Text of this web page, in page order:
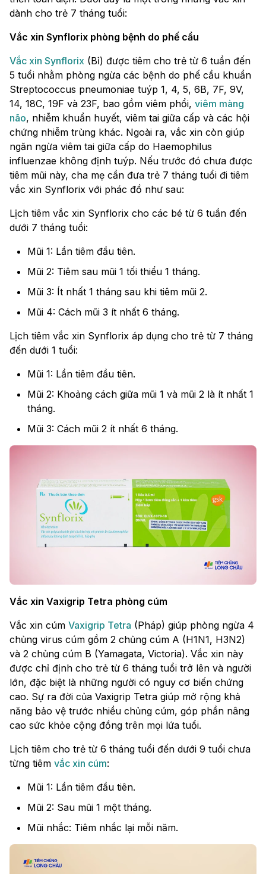
dành cho trẻ 7 tháng tuổi:
Vắc xin Synflorix phòng bệnh do phế cầu
Vắc xin Synflorix (Bỉ) được tiêm cho trẻ từ 6 tuần đến
5 tuổi nhằm phòng ngừa các bệnh do phế cầu khuẩn
Streptococcus pneumoniae tuýp 1, 4, 5, 6B, 7F, 9V,
14, 18C, 19F và 23F, bao gồm viêm phổi, viêm màng
não, nhiễm khuẩn huyết, viêm tai giữa cấp và các hội
chứng nhiễm trùng khác. Ngoài ra, vắc xin còn giúp
ngăn ngừa viêm tai giữa cấp do Haemophilus
influenzae không định tuýp. Nếu trước đó chưa được
tiêm mũi này, cha mẹ cần đưa trẻ 7 tháng tuổi đi tiêm
vắc xin Synflorix với phác đồ như sau:
Lịch tiêm vắc xin Synflorix cho các bé từ 6 tuần đến
dưới 7 tháng tuổi:
Mũi 1: Lần tiêm đầu tiên.
Mũi 2: Tiêm sau mũi 1 tối thiểu 1 tháng.
Mũi 3: Ít nhất 1 tháng sau khi tiêm mũi 2.
Mũi 4: Cách mũi 3 ít nhất 6 tháng.
Lịch tiêm vắc xin Synflorix áp dụng cho trẻ từ 7 tháng
đến dưới 1 tuổi:
Mũi 1: Lần tiêm đầu tiên.
Mũi 2: Khoảng cách giữa mũi 1 và mũi 2 là ít nhất 1
tháng.
Mũi 3: Cách mũi 2 ít nhất 6 tháng.
Vắc xin Vaxigrip Tetra phòng cúm
Vắc xin cúm Vaxigrip Tetra (Pháp) giúp phòng ngừa 4
chủng virus cúm gồm 2 chủng cúm A (H1N1, H3N2)
và 2 chủng cúm B (Yamagata, Victoria). Vắc xin này
được chỉ định cho trẻ từ 6 tháng tuổi trở lên và người
lớn, đặc biệt là những người có nguy cơ biến chứng
cao. Sự ra đời của Vaxigrip Tetra giúp mở rộng khả
năng bảo vệ trước nhiều chủng cúm, góp phần nâng
cao sức khỏe cộng đồng trên mọi lứa tuổi.
Lịch tiêm cho trẻ từ 6 tháng tuổi đến dưới 9 tuổi chưa
từng tiêm vắc xin cúm:
Mũi 1: Lần tiêm đầu tiên.
Mũi 2: Sau mũi 1 một tháng.
Mũi nhắc: Tiêm nhắc lại mỗi năm.